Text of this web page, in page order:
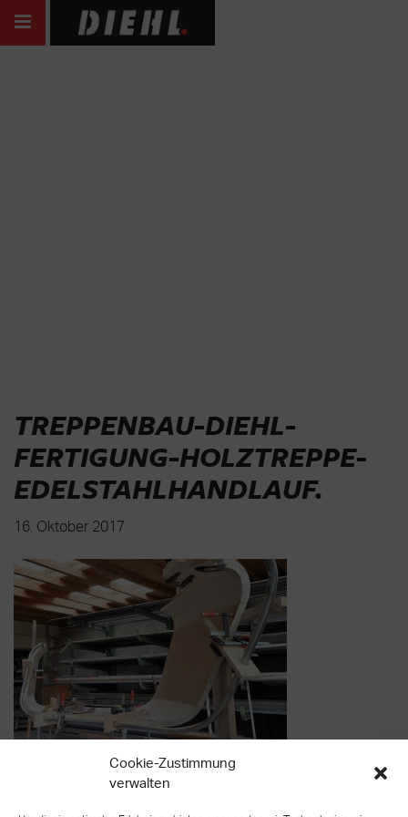
Cookie-Zustimmung
verwalten
TREPPENBAU-DIEHL-
FERTIGUNG-HOLZTREPPE-
EDELSTAHLHANDLAUF.
16. Oktober 2017